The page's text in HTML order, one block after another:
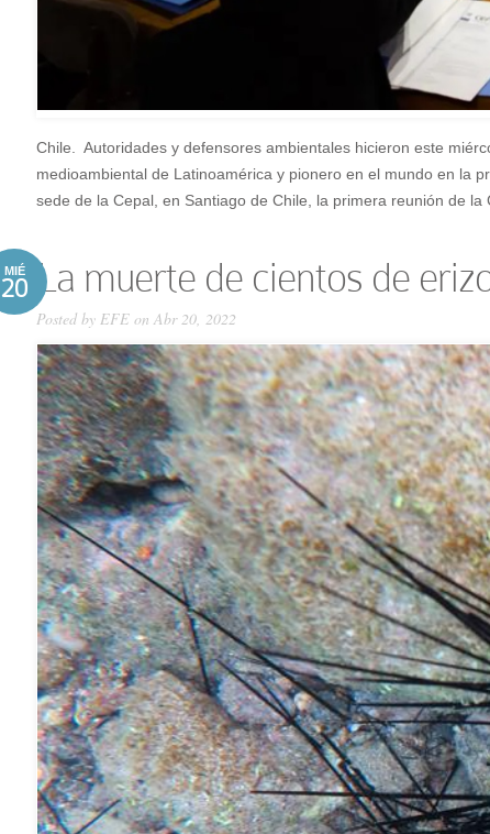
Chile. Autoridades y defensores ambientales hicieron este
medioambiental de Latinoamérica y pionero en el mundo en la
sede de la Cepal, en Santiago de Chile, la primera reunión de la
MIÉ
20 La muerte de cientos de
Posted by EFE on Abr 20, 2022